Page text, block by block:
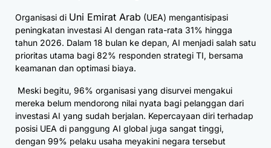
Organisasi di Uni Emirat Arab (UEA) mengantisipasi
peningkatan investasi AI dengan rata-rata 31% hingga
tahun 2026. Dalam 18 bulan ke depan, AI menjadi salah satu
prioritas utama bagi 82% responden strategi TI, bersama
keamanan dan optimasi biaya.
Meski begitu, 96% organisasi yang disurvei mengakui
mereka belum mendorong nilai nyata bagi pelanggan dari
investasi AI yang sudah berjalan. Kepercayaan diri terhadap
posisi UEA di panggung AI global juga sangat tinggi,
dengan 99% pelaku usaha meyakini negara tersebut